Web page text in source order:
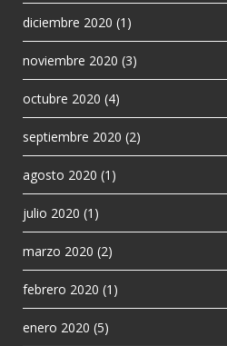
diciembre 2020 (1)
noviembre 2020 (3)
octubre 2020 (4)
septiembre 2020 (2)
agosto 2020 (1)
julio 2020 (1)
marzo 2020 (2)
febrero 2020 (1)
enero 2020 (5)